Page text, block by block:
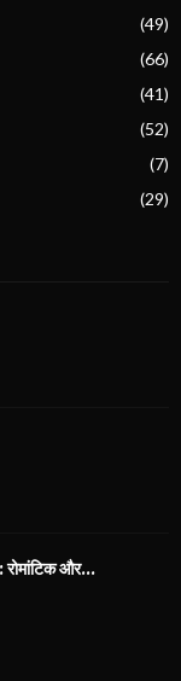
(49)
(66)
(41)
(52)
(7)
(29)
और...